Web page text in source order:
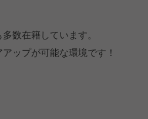
数在籍しています。
ップが可能な環境です！